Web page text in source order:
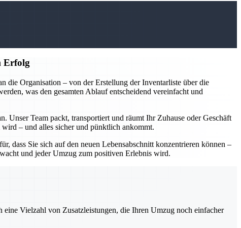
Erfolg
die Organisation – von der Erstellung der Inventarliste über die
was den gesamten Ablauf entscheidend vereinfacht und
Unser Team packt, transportiert und räumt Ihr Zuhause oder Geschäft
– und alles sicher und pünktlich ankommt.
dass Sie sich auf den neuen Lebensabschnitt konzentrieren können –
und jeder Umzug zum positiven Erlebnis wird.
Vielzahl von Zusatzleistungen, die Ihren Umzug noch einfacher